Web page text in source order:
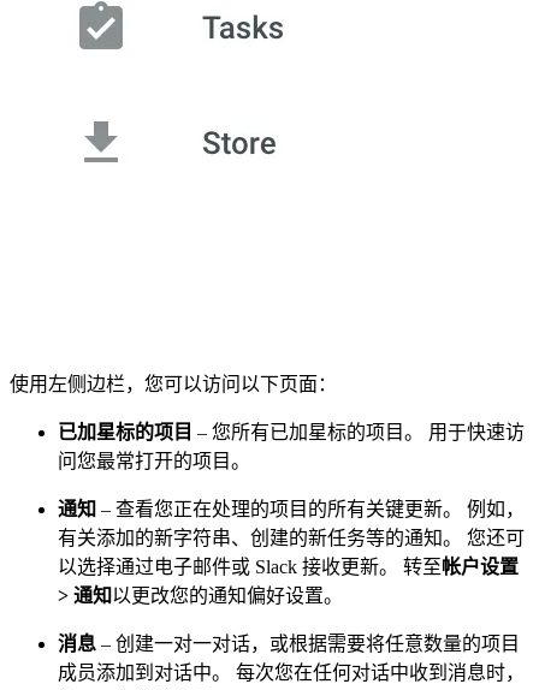
使用左侧边栏，您可以访问以下页面：
已加星标的项目 – 您所有已加星标的项目。 用于快速访
问您最常打开的项目。
通知 – 查看您正在处理的项目的所有关键更新。 例如，
有关添加的新字符串、创建的新任务等的通知。 您还可
以选择通过电子邮件或 Slack 接收更新。 转至帐户设置
> 通知以更改您的通知偏好设置。
消息 – 创建一对一对话，或根据需要将任意数量的项目
成员添加到对话中。 每次您在任何对话中收到消息时，